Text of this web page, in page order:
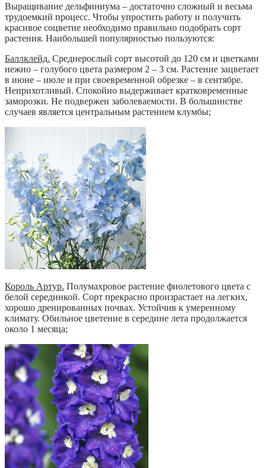
Выращивание дельфиниума – достаточно сложный и весьма
трудоемкий процесс. Чтобы упростить работу и получить
красивое соцветие необходимо правильно подобрать сорт
растения. Наибольшей популярностью пользуются:
Баллклейд. Среднерослый сорт высотой до 120 см и цветками
нежно – голубого цвета размером 2 – 3 см. Растение зацветает
в июне – июле и при своевременной обрезке – в сентябре.
Неприхотливый. Спокойно выдерживает кратковременные
заморозки. Не подвержен заболеваемости. В большинстве
случаев является центральным растением клумбы;
Король Артур. Полумахровое растение фиолетового цвета с
белой серединкой. Сорт прекрасно произрастает на легких,
хорошо дренированных почвах. Устойчив к умеренному
климату. Обильное цветение в середине лета продолжается
около 1 месяца;